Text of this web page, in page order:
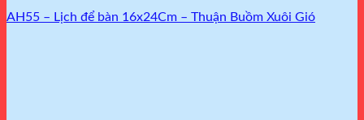
AH55 – Lịch để bàn 16x24Cm – Thuận Buồm Xuôi Gió